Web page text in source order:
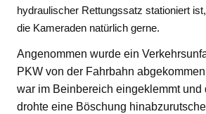
hydraulischer Rettungssatz stationiert
die Kameraden natürlich gerne.
Angenommen wurde ein
PKW von der Fahrbahn
war im Beinbereich eingeklemmt und
drohte eine Böschung